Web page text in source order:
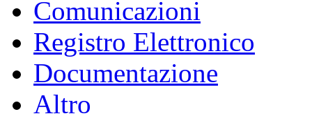
Comunicazioni
Registro Elettronico
Documentazione
Altro